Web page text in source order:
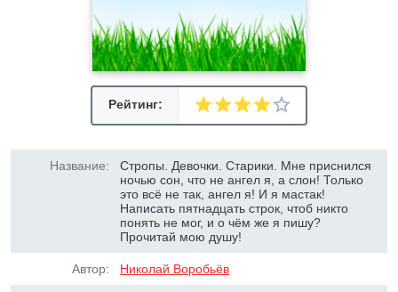
Рейтинг:
Название:
Стропы. Девочки. Старики. Мне приснился
ночью сон, что не ангел я, а слон! Только
это всё не так, ангел я! И я мастак!
Написать пятнадцать строк, чтоб никто
понять не мог, и о чём же я пишу?
Прочитай мою душу!
Автор: Николай Воробьёв